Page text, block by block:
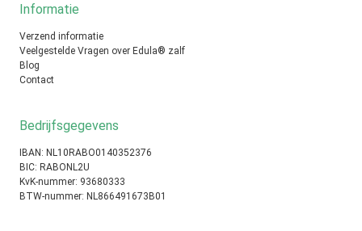
Informatie
Verzend informatie
Veelgestelde Vragen over Edula® zalf
Blog
Contact
Bedrijfsgegevens
IBAN: NL10RABO0140352376
BIC: RABONL2U
KvK-nummer: 93680333
BTW-nummer: NL866491673B01